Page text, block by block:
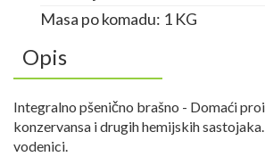
Masa po komadu: 1 KG
Opis
Integralno pšenično brašno - Domaći
konzervansa i drugih hemijskih
vodenici.